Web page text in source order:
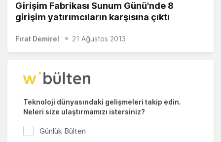
Girişim Fabrikası Sunum Günü'nde 8
girişim yatırımcıların karşısına çıktı
Fırat Demirel 21 Ağustos 2013
Teknoloji dünyasındaki gelişmeleri takip edin.
Neleri size ulaştırmamızı istersiniz?
Günlük Bülten